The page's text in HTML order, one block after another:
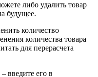
либо удалить товар
будущее.
количество
количества товара
для перерасчета
введите его в